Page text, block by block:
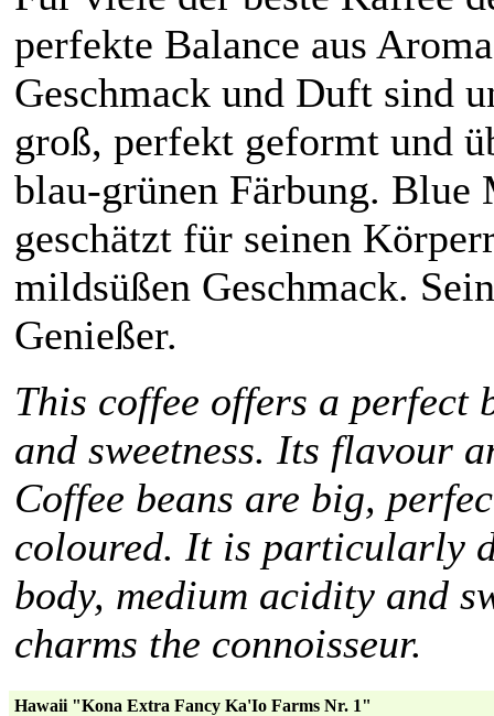
perfekte Balance aus
Geschmack und Duft sind
groß, perfekt geformt und
blau-grünen Färbung. Blue
geschätzt für seinen
mildsüßen Geschmack.
Genießer.
This coffee offers a perfect
and sweetness. Its flavour
Coffee beans are big,
coloured. It is particularly
body, medium acidity and
charms the connoisseur.
Hawaii "Kona Extra Fancy Ka'Io Farms Nr. 1"